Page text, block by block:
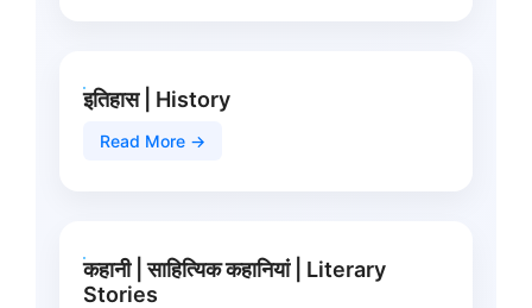
इतिहास | History
Read More →
कहानी | साहित्यिक कहानियां | Literary
Stories